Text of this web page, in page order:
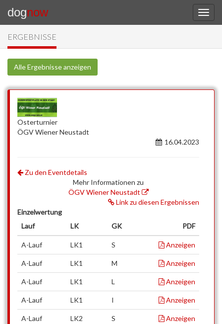
dognow
ERGEBNISSE
Alle Ergebnisse anzeigen
Osterturnier
ÖGV Wiener Neustadt
16.04.2023
Zu den Eventdetails
Mehr Informationen zu
ÖGV Wiener Neustadt
Link zu diesen Ergebnissen
Einzelwertung
Lauf
LK GK PDF
A-Lauf LK1 S Anzeigen
A-Lauf LK1 M Anzeigen
A-Lauf LK1 L Anzeigen
A-Lauf LK1 I Anzeigen
A-Lauf LK2 S Anzeigen